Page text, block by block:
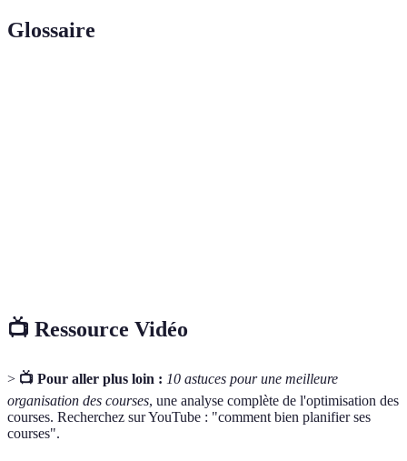
Glossaire
📺 Ressource Vidéo
> 📺 Pour aller plus loin : 10 astuces pour une meilleure
organisation des courses, une analyse complète de l'optimisation des
courses. Recherchez sur YouTube : "comment bien planifier ses
courses".